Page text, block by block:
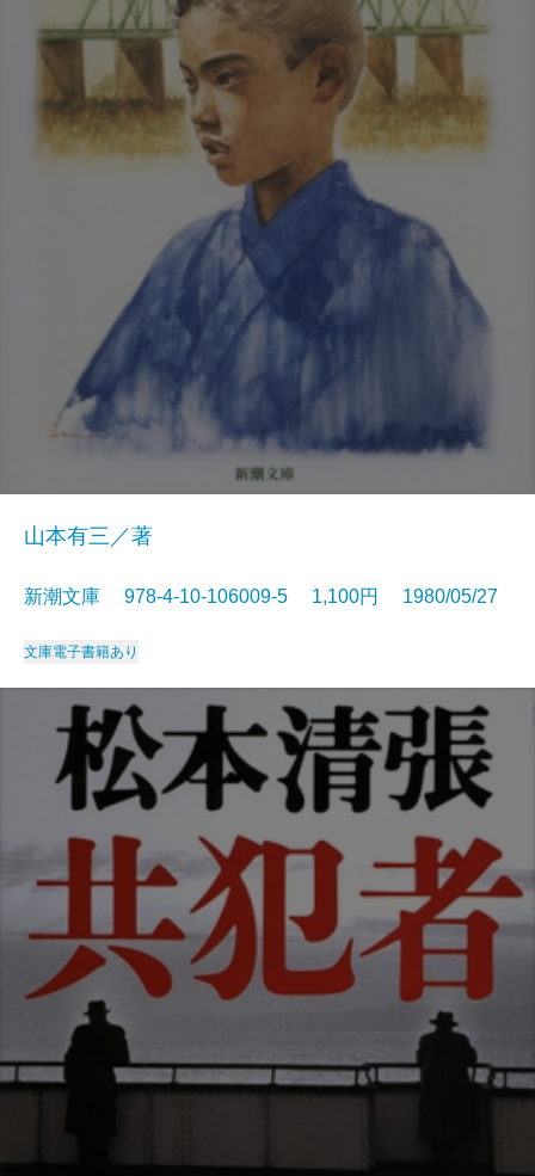
山本有三／著
新潮文庫 978-4-10-106009-5 1,100円 1980/05/27
文庫電子書籍あり